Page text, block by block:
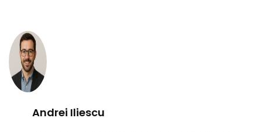
Andrei Iliescu